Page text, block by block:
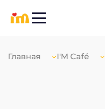
Главная I'M Café